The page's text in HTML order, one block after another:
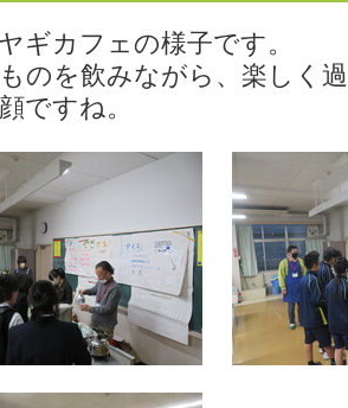
ギカフェの様子です。
のを飲みながら、楽しく
ですね。